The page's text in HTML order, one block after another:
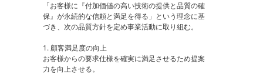
「お客様に『付加価値の高い技術の提供と品質の確
保』が永続的な信頼と満足を得る」という理念に基
づき、次の品質方針を定め事業活動に取り組む。
1. 顧客満足度の向上
お客様からの要求仕様を確実に満足させるため提案
力を向上させる。